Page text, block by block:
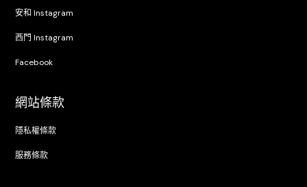
安和 Instagram
西門 Instagram
Facebook
網站條款
隱私權條款
服務條款